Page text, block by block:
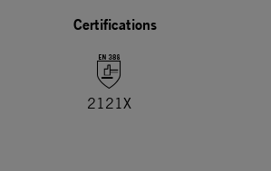
Certifications
2121X